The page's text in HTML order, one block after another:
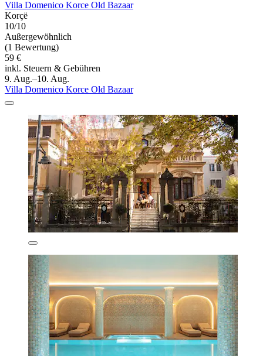
Villa Domenico Korce Old Bazaar
Korçë
10/10
Außergewöhnlich
(1 Bewertung)
59 €
inkl. Steuern & Gebühren
9. Aug.–10. Aug.
Villa Domenico Korce Old Bazaar